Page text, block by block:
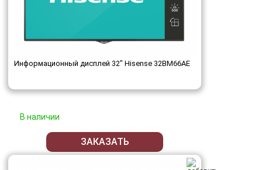
Информационный дисплей 32" Hisense 32BM66AE
В наличии
ЗАКАЗАТЬ